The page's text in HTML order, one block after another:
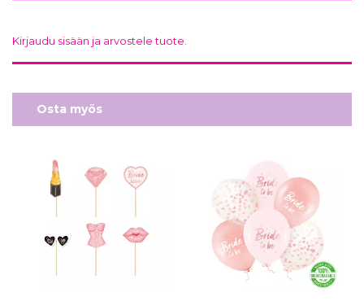
Kirjaudu sisään ja arvostele tuote.
Osta myös